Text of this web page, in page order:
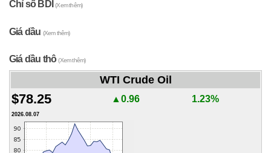
Chỉ số BDI(Xem thêm)
Giá dầu (Xem thêm)
Giá dầu thô(Xem thêm)
WTI Crude Oil
$78.25 ▲0.96 1.23%
2026.08.07